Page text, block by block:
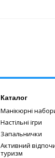
Каталог
Манікюрні
Настільні ігри
Запальнички
Активний
туризм